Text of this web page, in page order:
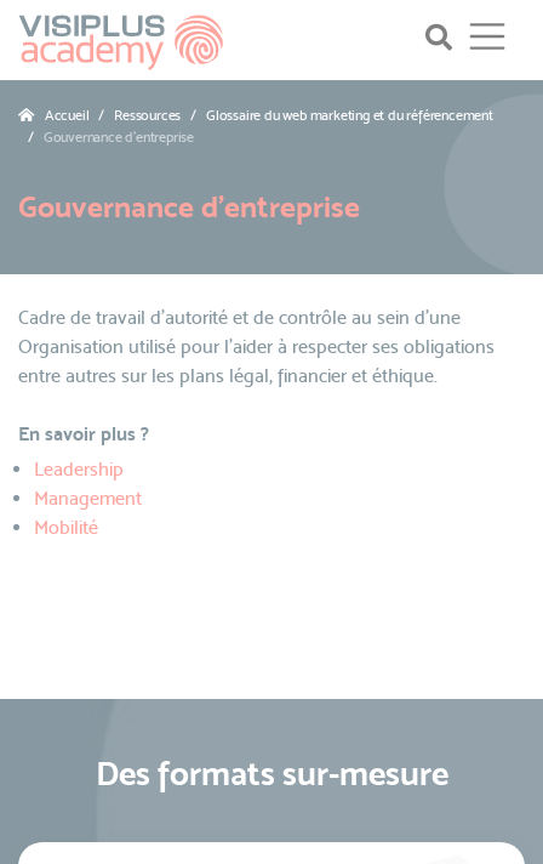
Accueil Ressources
Glossaire du web marketing et du référencement
Gouvernance d’entreprise
Gouvernance d’entreprise
Cadre de travail d’autorité et de contrôle au sein d’une
Organisation utilisé pour l’aider à respecter ses obligations
entre autres sur les plans légal, financier et éthique.
En savoir plus ?
Leadership
Management
Mobilité
Des formats sur-mesure